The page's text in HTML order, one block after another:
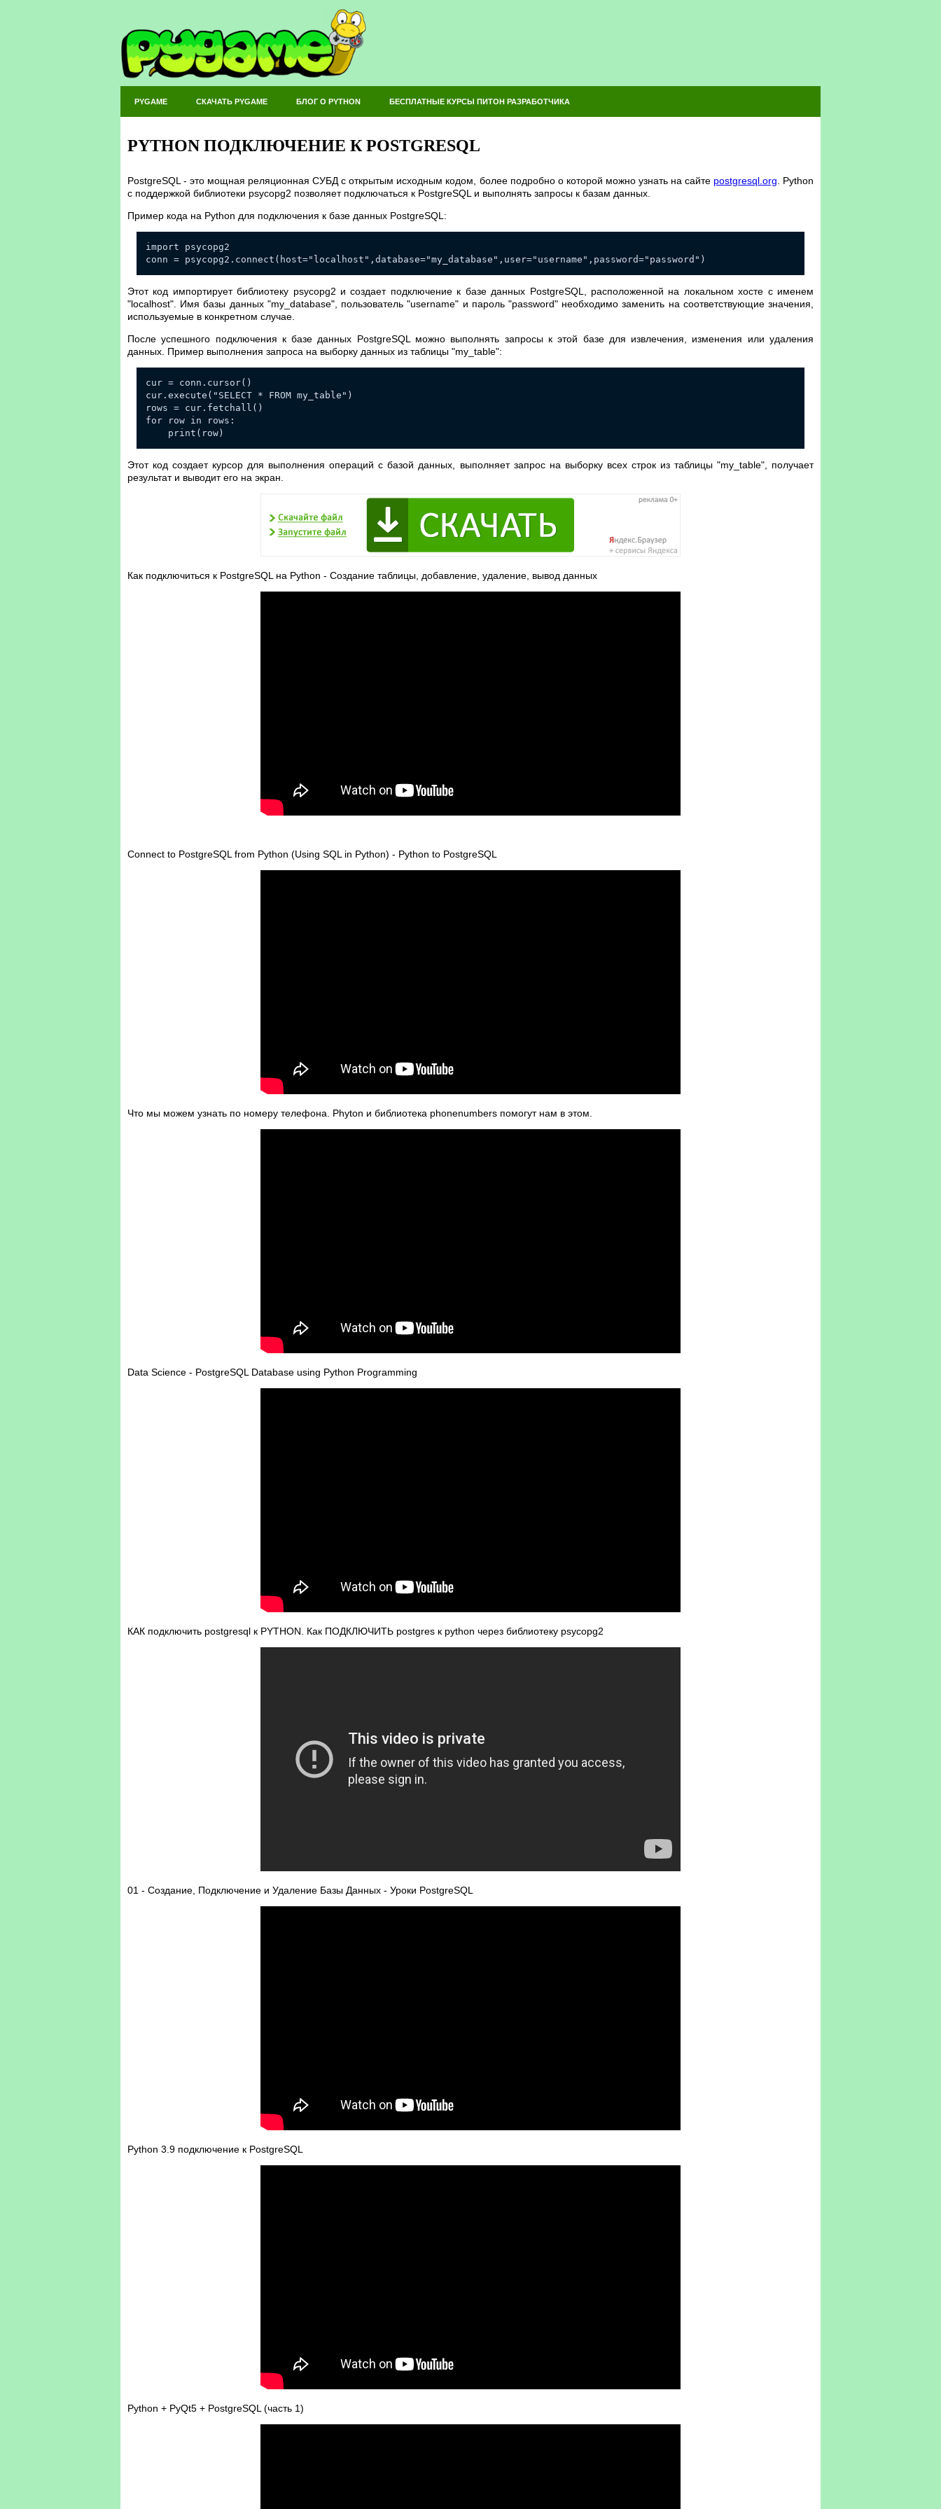
PYGAME СКАЧАТЬ PYGAME БЛОГ О PYTHON БЕСПЛАТНЫЕ КУРСЫ ПИТОН РАЗРАБОТЧИКА
PYTHON ПОДКЛЮЧЕНИЕ К POSTGRESQL
PostgreSQL - это мощная реляционная СУБД с открытым исходным кодом, более подробно о которой можно узнать на сайте postgresql.org . Python
с поддержкой библиотеки psycopg2 позволяет подключаться к PostgreSQL и выполнять запросы к базам данных.
Пример кода на Python для подключения к базе данных PostgreSQL:
import psycopg2
conn = psycopg2.connect(host="localhost",database="my_database",user="username",password="password")
Этот код импортирует библиотеку psycopg2 и создает подключение к базе данных PostgreSQL, расположенной на локальном хосте с именем
"localhost". Имя базы данных "my_database", пользователь "username" и пароль "password" необходимо заменить на соответствующие значения,
используемые в конкретном случае.
После успешного подключения к базе данных PostgreSQL можно выполнять запросы к этой базе для извлечения, изменения или удаления
данных. Пример выполнения запроса на выборку данных из таблицы "my_table":
cur = conn.cursor()
cur.execute("SELECT * FROM my_table")
rows = cur.fetchall()
for row in rows:
print(row)
Этот код создает курсор для выполнения операций с базой данных, выполняет запрос на выборку всех строк из таблицы "my_table", получает
результат и выводит его на экран.
Как подключиться к PostgreSQL на Python - Создание таблицы, добавление, удаление, вывод данных
Connect to PostgreSQL from Python (Using SQL in Python) - Python to PostgreSQL
Что мы можем узнать по номеру телефона. Phyton и библиотека phonenumbers помогут нам в этом.
Data Science - PostgreSQL Database using Python Programming
КАК подключить postgresql к PYTHON. Как ПОДКЛЮЧИТЬ postgres к python через библиотеку psycopg2
01 - Создание, Подключение и Удаление Базы Данных - Уроки PostgreSQL
Python 3.9 подключение к PostgreSQL
Python + PyQt5 + PostgreSQL (часть 1)